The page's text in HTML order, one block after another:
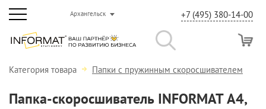
Архангельск +7 (495) 380-14-00
Категория товара Папки с пружинным скоросшивателем
Папка-скоросшиватель INFORMAT А4,